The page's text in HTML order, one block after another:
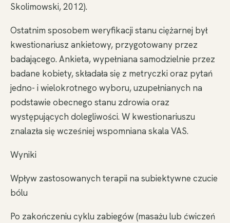
Skolimowski, 2012).
Ostatnim sposobem weryfikacji stanu ciężarnej był
kwestionariusz ankietowy, przygotowany przez
badającego. Ankieta, wypełniana samodzielnie przez
badane kobiety, składała się z metryczki oraz pytań
jedno- i wielokrotnego wyboru, uzupełnianych na
podstawie obecnego stanu zdrowia oraz
występujących dolegliwości. W kwestionariuszu
znalazła się wcześniej wspomniana skala VAS.
Wyniki
Wpływ zastosowanych terapii na subiektywne czucie
bólu
Po zakończeniu cyklu zabiegów (masażu lub ćwiczeń